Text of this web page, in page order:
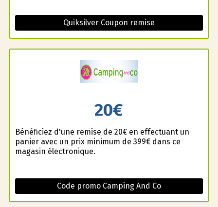
Quiksilver Coupon remise
20€
Bénéficiez d'une remise de 20€ en effectuant un
panier avec un prix minimum de 399€ dans ce
magasin électronique.
Code promo Camping And Co